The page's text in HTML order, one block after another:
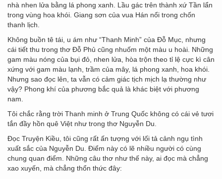
nhà nhen lửa bằng lá phong xanh. Lầu gác trên thành xứ Tần lẩn
trong vùng hoa khói. Giang sơn của vua Hán nổi trong chốn
thanh lịch.
Không buồn tê tái, u ám như “Thanh Minh” của Đỗ Mục, nhưng
cái tiết thu trong thơ Đỗ Phủ cũng nhuốm một màu u hoài. Những
gam màu nóng của bụi đỏ, nhen lửa, hòa trộn theo tỉ lệ cực kì cân
xứng với gam màu lạnh, trầm của mây, lá phong xanh, hoa khói.
Nhưng sao đọc lên, ta vẫn có cảm giác tịch mịch lạ thường như
vậy? Phong khí của phương bắc quả là khác biệt với phương
nam.
Tôi chắc rằng trời Thanh minh ở Trung Quốc không có cái vẻ tươi
tắn đầy hồn quê Việt như trong thơ Nguyễn Du.
Đọc Truyện Kiều, tôi cũng rất ấn tượng với lối tả cảnh ngụ tình
xuất sắc của Nguyễn Du. Điểm này có lẽ nhiều người có cùng
chung quan điểm. Những câu thơ như thế này, ai đọc mà chẳng
xao xuyến, mà chẳng thổn thức đây: